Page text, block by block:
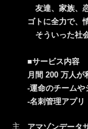
友達、家族、
ゴトに全力で、
そういった社
■サービス内容
月間 200 万人が
-運命のチームや
-名刺管理アプリ
主
アマゾンデータ